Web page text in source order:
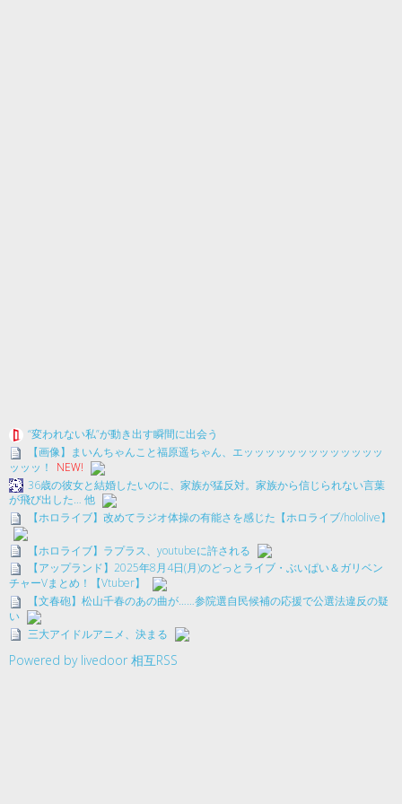
“変われない私”が動き出す瞬間に出会う
【画像】まいんちゃんこと福原遥ちゃん、エッッッッッッッッッッッッッ
ッッッ！
NEW!
36歳の彼女と結婚したいのに、家族が猛反対。家族から信じられない言葉
が飛び出した… 他
【ホロライブ】改めてラジオ体操の有能さを感じた【ホロライブ/hololive】
【ホロライブ】ラプラス、youtubeに許される
【アップランド】2025年8月4日(月)のどっとライブ・ぶいぱい＆ガリベン
チャーVまとめ！【Vtuber】
【文春砲】松山千春のあの曲が……参院選自民候補の応援で公選法違反の疑
い
三大アイドルアニメ、決まる
Powered by livedoor 相互RSS